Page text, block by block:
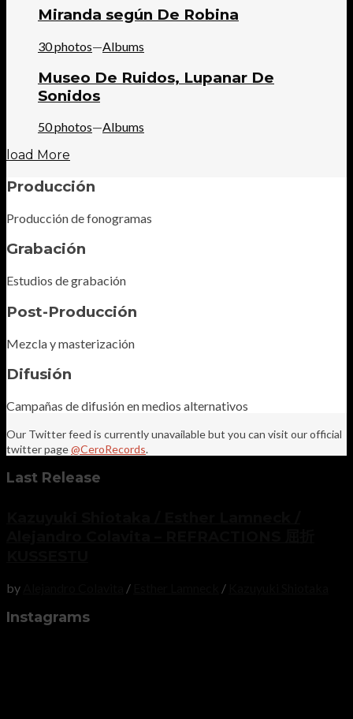
Miranda según De Robina
30 photos—Albums
Museo De Ruidos, Lupanar De
Sonidos
50 photos—Albums
load More
Producción
Producción de fonogramas
Grabación
Estudios de grabación
Post-Producción
Mezcla y masterización
Difusión
Campañas de difusión en medios alternativos
Our Twitter feed is currently unavailable but you can visit our official
twitter page@CeroRecords.
Last Release
by / /
Instagrams